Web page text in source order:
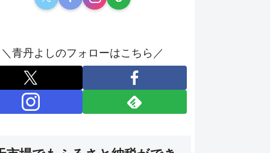
＼青丹よしのフォローはこちら／